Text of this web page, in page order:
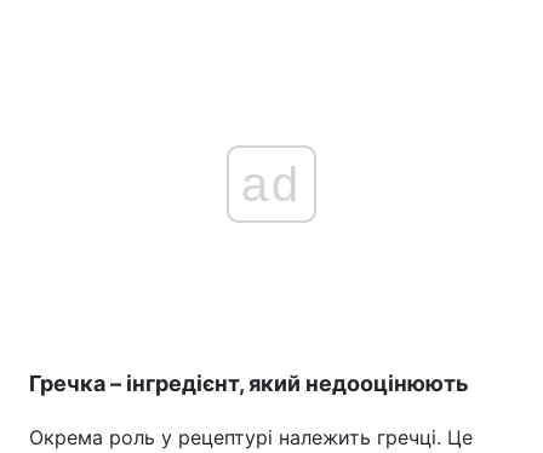
ad
Гречка – інгредієнт, який недооцінюють
Окрема роль у рецептурі належить гречці. Це